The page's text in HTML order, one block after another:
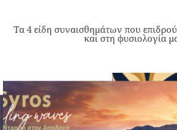
Τα 4 είδη συναισθημάτων που
και στη φυσιολογία